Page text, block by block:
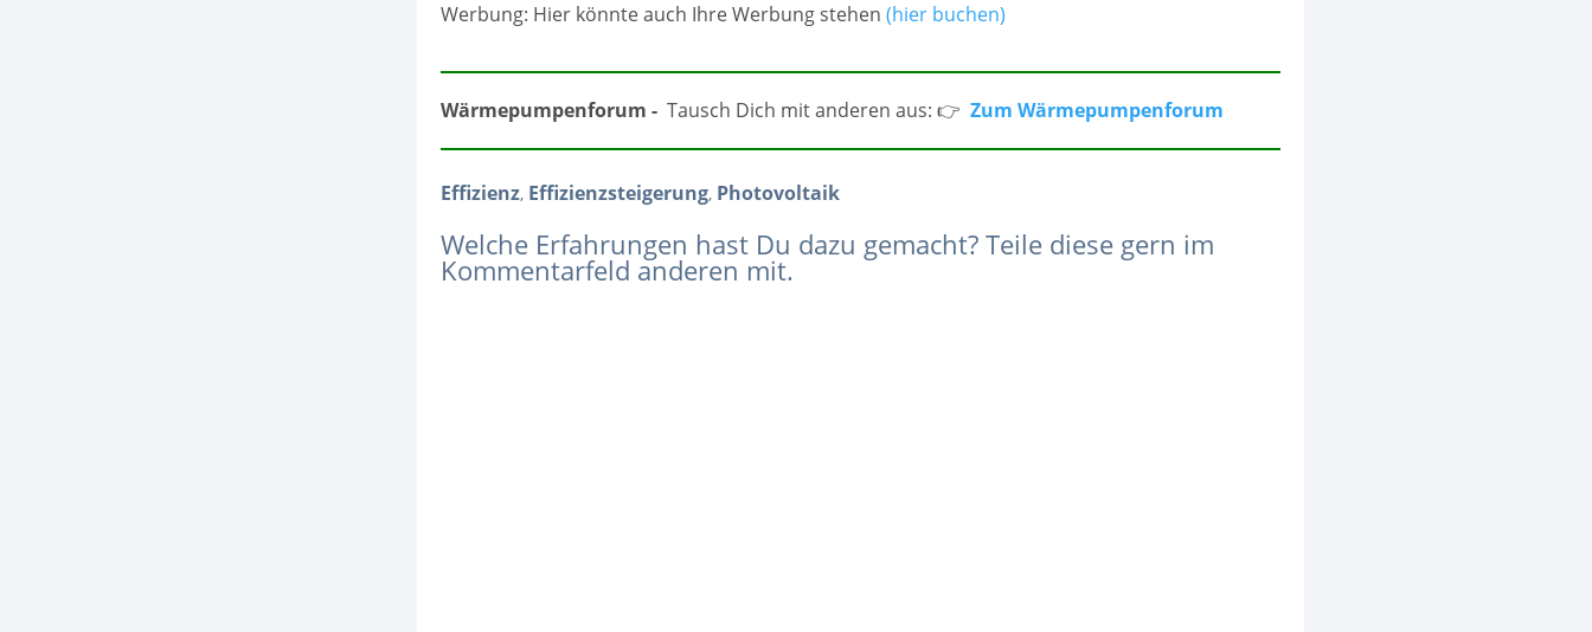
Werbung: Hier könnte auch Ihre Werbung stehen(hier buchen)
Wärmepumpenforum - Tausch Dich mit anderen aus: 👉Zum Wärmepumpenforum
Effizienz, Effizienzsteigerung, Photovoltaik
Welche Erfahrungen hast Du dazu gemacht? Teile diese gern im
Kommentarfeld anderen mit.